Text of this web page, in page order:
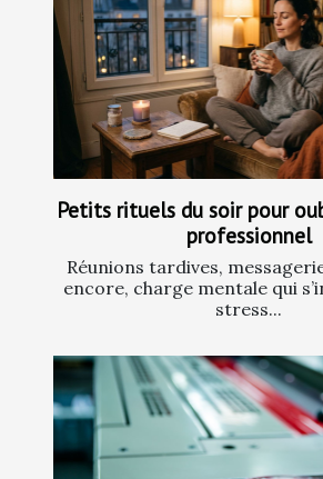
Petits rituels du soir pour
professionnel
Réunions tardives,
encore, charge mentale qui
stress...